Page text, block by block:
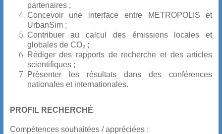
partenaires ;
Concevoir une interface entre METROPOLIS et
UrbanSim ;
Contribuer au calcul des émissions locales et
globales de CO₂ ;
Rédiger des rapports de recherche et des articles
scientifiques ;
Présenter les résultats dans des conférences
nationales et internationales.
PROFIL RECHERCHÉ
Compétences souhaitées / appréciées :